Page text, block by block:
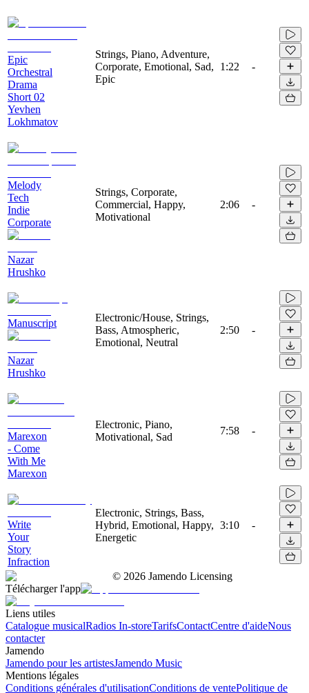
Epic
Orchestral
Drama
Short 02
Yevhen
Lokhmatov
Strings, Piano, Adventure,
Corporate, Emotional, Sad,
Epic
1:22 -
Melody
Tech
Indie
Corporate
Nazar
Hrushko
Strings, Corporate,
Commercial, Happy,
Motivational
2:06 -
Manuscript
Nazar
Hrushko
Electronic/House, Strings,
Bass, Atmospheric,
Emotional, Neutral
2:50 -
Marexon
- Come
With Me
Marexon
Electronic, Piano,
Motivational, Sad
7:58 -
Write
Your
Story
Infraction
Electronic, Strings, Bass,
Hybrid, Emotional, Happy,
Energetic
3:10 -
© 2026 Jamendo Licensing
Télécharger l'app
Liens utiles
Catalogue musicalRadios In-storeTarifsContactCentre d'aideNous
contacter
Jamendo
Jamendo pour les artistesJamendo Music
Mentions légales
Conditions générales d'utilisationConditions de ventePolitique de